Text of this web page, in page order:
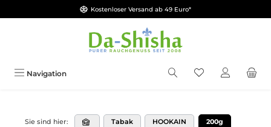
Zum Hauptinhalt springenKostenloser Versand ab 49 Euro*
Navigation Du hast 0
Sie sind hier: Tabak HOOKAIN 200g